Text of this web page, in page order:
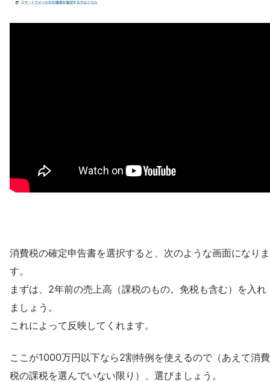
消費税の確定申告書を選択すると、次のような画面になりま
す。
まずは、2年前の売上高（課税のもの。免税も含む）を入れ
ましょう。
これによって反映してくれます。
ここが1000万円以下なら2割特例を使えるので（あえて消費
税の課税を選んでいない限り）、選びましょう。